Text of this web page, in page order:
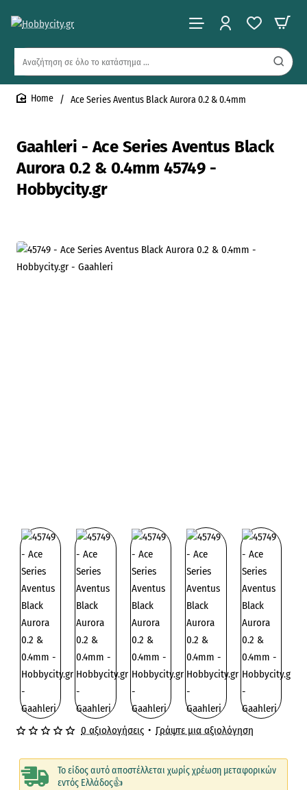
Αναζήτηση
όλο
το
Gaahleri - Ace Series Aventus Black
Aurora 0.2 & 0.4mm 45749 -
Hobbycity.gr
Ace Series Aventus Black Aurora 0.2 & 0.4mm
Το είδος αυτό αποστέλλεται χωρίς χρέωση μεταφορικών
εντός Ελλάδος👍
0 αξιολογήσεις • Γράψτε μια αξιολόγηση